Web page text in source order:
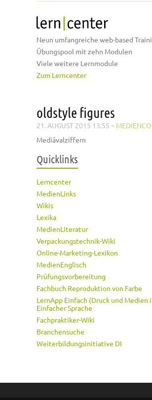
Neun umfangreiche web-based
Übungspool mit zehn Modulen
Viele weitere Lernmodule
Zum Lerncenter
oldstyle figures
21. AUGUST 2015 13:55 –
Mediävalziffern
Quicklinks
Lerncenter
MedienLinks
Wikis
Lexika
MedienLiteratur
Verpackungstechnik-Wiki
Online-Marketing-Lexikon
MedienEnglisch
Prüfungsvorbereitung
Fachbuch Reproduktion von Farbe
LernApp Einfach (Druck und Medien
Einfacher Sprache
Fachpraktiker-Wiki
Branchensuche
Weiterbildungsinitiative DI